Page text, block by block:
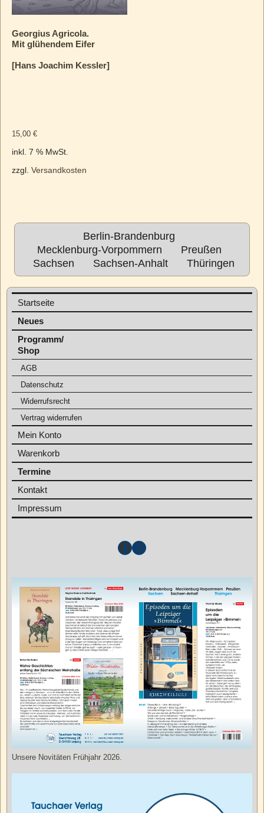
Georgius Agricola.
Mit glühendem Eifer
[Hans Joachim Kessler]
15,00 €
inkl. 7 % MwSt.
zzgl. Versandkosten
Berlin-Brandenburg
Mecklenburg-Vorpommern
Preußen
Sachsen
Sachsen-Anhalt Thüringen
Startseite
Neues
Programm/
Shop
AGB
Datenschutz
Widerrufsrecht
Vertrag widerrufen
Mein Konto
Warenkorb
Termine
Kontakt
Impressum
Unsere Novitäten Frühjahr 2026.